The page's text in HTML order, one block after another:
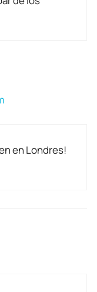
en Londres!